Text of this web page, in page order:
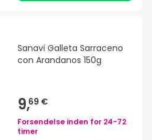
Sanavi Galleta Sarraceno
con Arandanos 150g
9,69 €
Forsendelse inden for 24-72
timer